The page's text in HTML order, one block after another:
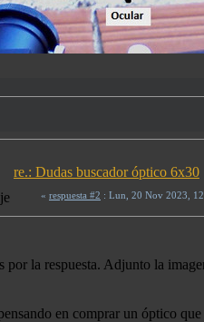
re.: Dudas buscador óptico 6x30
« respuesta #2 : Lun, 20 Nov 2023,
por la respuesta. Adjunto la
en comprar un óptico